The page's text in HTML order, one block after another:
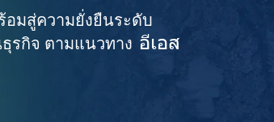
อมสู่ความยั่งยืนระดับ
รกิจ ตามแนวทาง อีเอส